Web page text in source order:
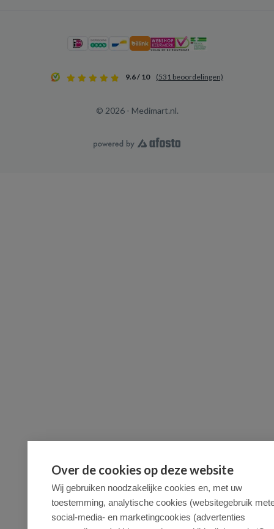
9.6 / 10 (531 beoordelingen)
© 2026 - Medimart.nl.
Over de cookies op deze website
Wij gebruiken noodzakelijke cookies en, met uw
toestemming, analytische cookies (websitegebruik
social-media- en marketingcookies (advertenties